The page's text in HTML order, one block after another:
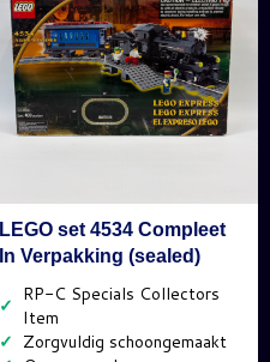
LEGO set 4534 Compleet
In Verpakking (sealed)
✓
✓